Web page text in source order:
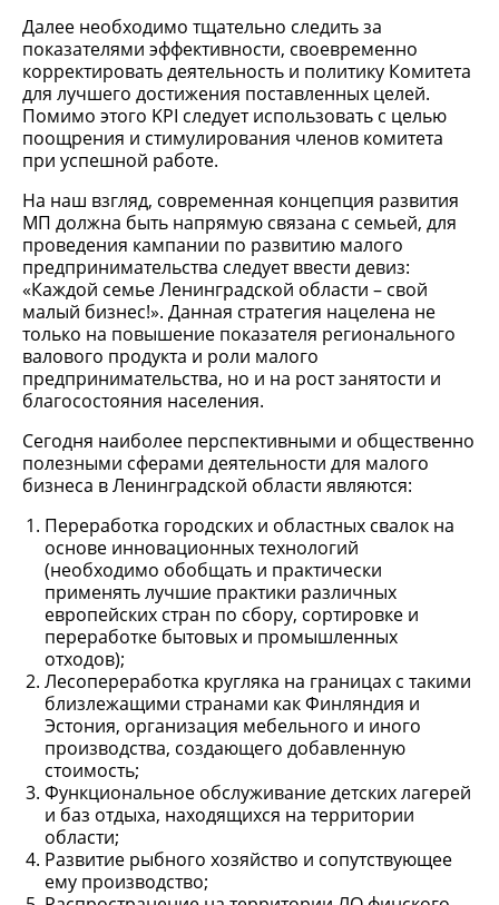
Далее необходимо тщательно следить за
показателями эффективности, своевременно
корректировать деятельность и политику Комитета
для лучшего достижения поставленных целей.
Помимо этого KPI следует использовать с целью
поощрения и стимулирования членов комитета
при успешной работе.
На наш взгляд, современная концепция развития
МП должна быть напрямую связана с семьей, для
проведения кампании по развитию малого
предпринимательства следует ввести девиз:
«Каждой семье Ленинградской области – свой
малый бизнес!». Данная стратегия нацелена не
только на повышение показателя регионального
валового продукта и роли малого
предпринимательства, но и на рост занятости и
благосостояния населения.
Сегодня наиболее перспективными и общественно
полезными сферами деятельности для малого
бизнеса в Ленинградской области являются:
Переработка городских и областных свалок на
основе инновационных технологий
(необходимо обобщать и практически
применять лучшие практики различных
европейских стран по сбору, сортировке и
переработке бытовых и промышленных
отходов);
Лесопереработка кругляка на границах с такими
близлежащими странами как Финляндия и
Эстония, организация мебельного и иного
производства, создающего добавленную
стоимость;
Функциональное обслуживание детских лагерей
и баз отдыха, находящихся на территории
области;
Развитие рыбного хозяйство и сопутствующее
ему производство;